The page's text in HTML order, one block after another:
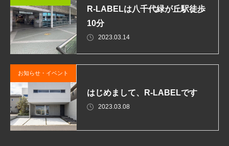
R-LABELは八千代緑が丘駅徒歩
10分
2023.03.14
お知らせ・イベント
はじめまして、R-LABELです
2023.03.08